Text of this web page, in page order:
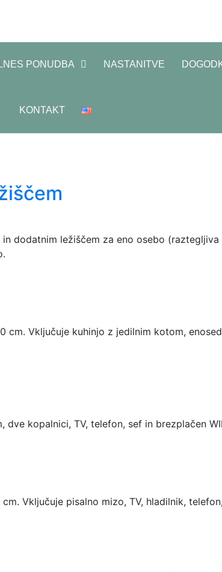
PONUDBA NASTANITVE
KONTAKT
dodatnim ležiščem za eno osebo
Vključuje kuhinjo z jedilnim kotom,
kopalnici, TV, telefon, sef in brezplačen
Vključuje pisalno mizo, TV, hladilnik,